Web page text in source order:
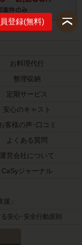
登録(無料)
お料理代行
整理収納
定期サービス
安心のキャスト
客様の声･口コミ
よくある質問
運営会社について
CaSyジャーナル
」
安心･安全行動原則